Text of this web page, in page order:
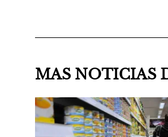
MAS NOTICIAS